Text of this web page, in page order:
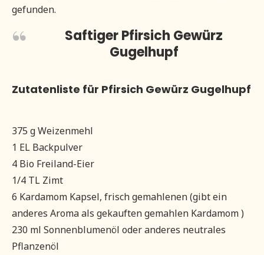
gefunden.
Saftiger Pfirsich Gewürz
Gugelhupf
Zutatenliste für Pfirsich Gewürz Gugelhupf
375 g Weizenmehl
1 EL Backpulver
4 Bio Freiland-Eier
1/4 TL Zimt
6 Kardamom Kapsel, frisch gemahlenen (gibt ein
anderes Aroma als gekauften gemahlen Kardamom )
230 ml Sonnenblumenöl oder anderes neutrales
Pflanzenöl